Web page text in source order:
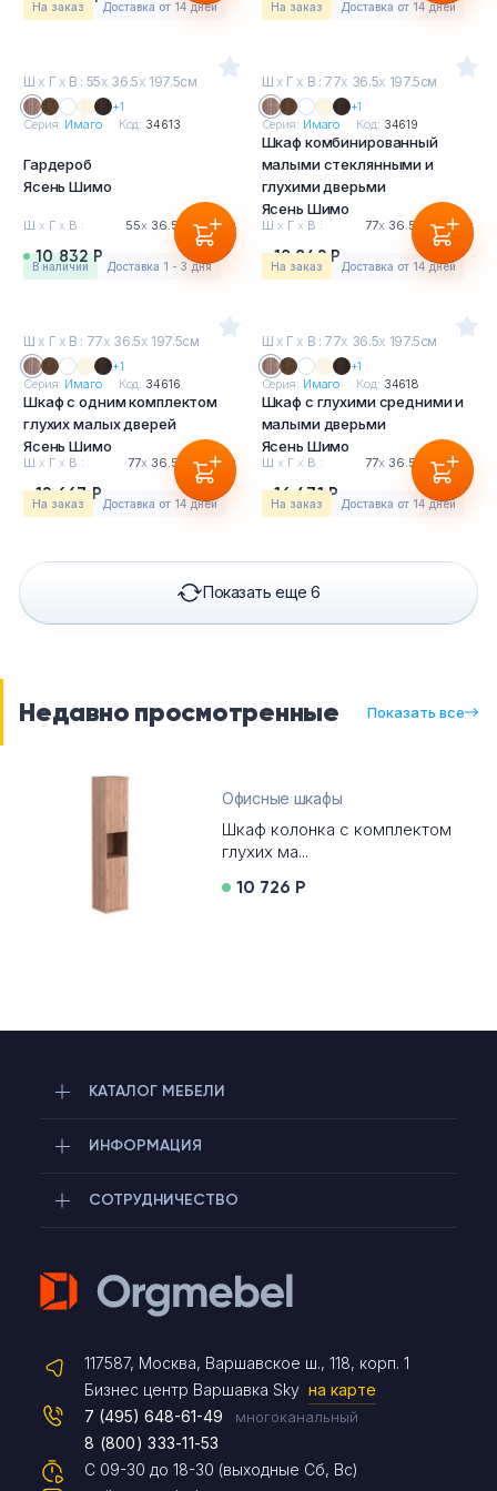
На заказ Доставка от 14 дней На заказ Доставка от 14 дней
Ш х Г х В : 55х 36.5х 197.5см
+1
Серия: Имаго Код: 34613
Гардероб
Ясень Шимо
Ш х Г х В : 55х36.5 197.5см
10 832 Р
в наличии Доставка 1 - 3 дня
Ш х Г х В : 77х 36.5х 197.5см
+1
Серия: Имаго Код: 34619
Шкаф комбинированный
малыми стеклянными и
глухими дверьми
Ясень Шимо
Ш х Г х В : 77х 36.5 197.5см
18 842 Р
На заказ Доставка от 14 дней
Ш х Г х В : 77х 36.5х 197.5см
+1
Серия: Имаго Код: 34616
Шкаф с одним комплектом
глухих малых дверей
Ясень Шимо
Ш х Г х В : 77х36.5 197.5см
12 667 Р
На заказ Доставка от 14 дней
Ш х Г х В : 77х 36.5х 197.5см
+1
Серия: Имаго Код: 34618
Шкаф с глухими средними и
малыми дверьми
Ясень Шимо
Ш х Г х В : 77х 36.5 197.5см
16 471 Р
На заказ Доставка от 14 дней
Показать еще 6
Недавно просмотренные Показать все
Офисные шкафы
Шкаф колонка с комплектом
глухих ма...
10 726 Р
КАТАЛОГ МЕБЕЛИ
ИНФОРМАЦИЯ
СОТРУДНИЧЕСТВО
117587, Москва, Варшавское ш., 118, корп. 1
Бизнес центр Варшавка Sky на карте
С 09-30 до 18-30 (выходные Сб, Вс)
7 (495) 648-61-49 многоканальный
8 (800) 333-11-53
Telegram
Max
Чат на сайте